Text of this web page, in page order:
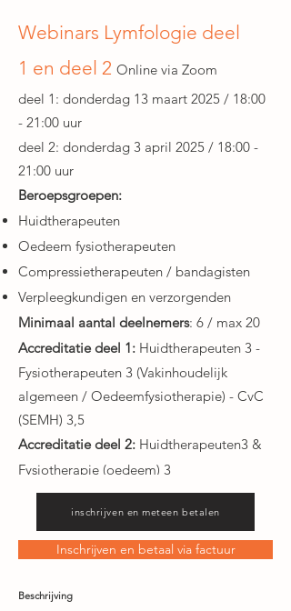
Webinars Lymfologie deel
1 en deel 2 Online via Zoom
deel 1: donderdag 13 maart 2025 / 18:00
- 21:00 uur
deel 2: donderdag 3 april 2025 / 18:00 -
21:00 uur
Beroepsgroepen:
Huidtherapeuten
Oedeem fysiotherapeuten
Compressietherapeuten / bandagisten
Verpleegkundigen en verzorgenden
Minimaal aantal deelnemers: 6 / max 20
Accreditatie deel 1: Huidtherapeuten 3 -
Fysiotherapeuten 3 (Vakinhoudelijk
algemeen / Oedeemfysiotherapie) - CvC
(SEMH) 3,5
Accreditatie deel 2: Huidtherapeuten3 &
Fysiotherapie (oedeem) 3
Combi Prijs:€90,- BTW vrij
inschrijven en meteen betalen
Inschrijven en betaal via factuur
Beschrijving